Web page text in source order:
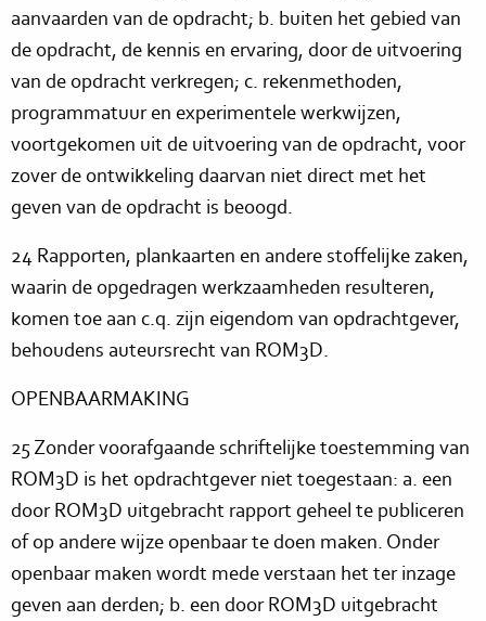
aanvaarden van de opdracht; b. buiten het gebied van
de opdracht, de kennis en ervaring, door de uitvoering
van de opdracht verkregen; c. rekenmethoden,
programmatuur en experimentele werkwijzen,
voortgekomen uit de uitvoering van de opdracht, voor
zover de ontwikkeling daarvan niet direct met het
geven van de opdracht is beoogd.
24 Rapporten, plankaarten en andere stoffelijke zaken,
waarin de opgedragen werkzaamheden resulteren,
komen toe aan c.q. zijn eigendom van opdrachtgever,
behoudens auteursrecht van ROM3D.
OPENBAARMAKING
25 Zonder voorafgaande schriftelijke toestemming van
ROM3D is het opdrachtgever niet toegestaan: a. een
door ROM3D uitgebracht rapport geheel te publiceren
of op andere wijze openbaar te doen maken. Onder
openbaar maken wordt mede verstaan het ter inzage
geven aan derden; b. een door ROM3D uitgebracht